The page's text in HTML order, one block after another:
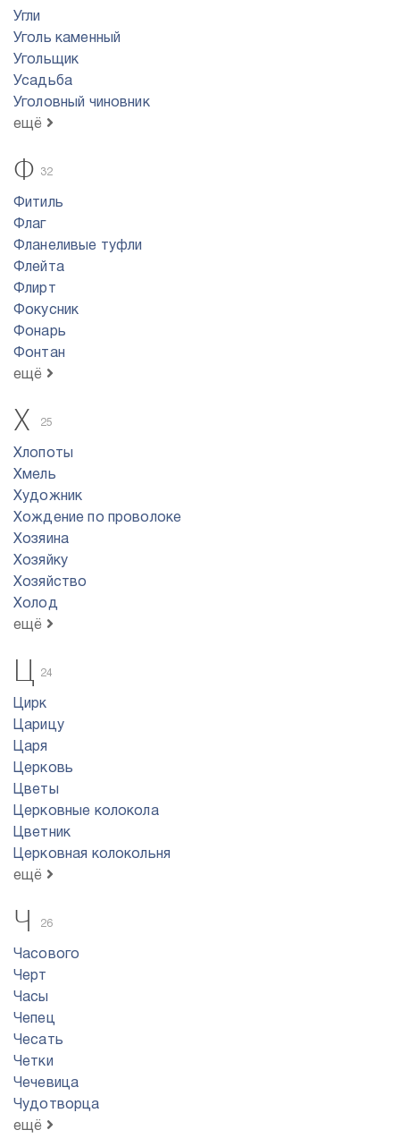
Угли
Уголь каменный
Угольщик
Усадьба
Уголовный чиновник
ещё
Ф 32
Фитиль
Флаг
Фланеливые туфли
Флейта
Флирт
Фокусник
Фонарь
Фонтан
ещё
Х 25
Хлопоты
Хмель
Художник
Хождение по проволоке
Хозяина
Хозяйку
Хозяйство
Холод
ещё
Ц 24
Цирк
Царицу
Царя
Церковь
Цветы
Церковные колокола
Цветник
Церковная колокольня
ещё
Ч 26
Часового
Черт
Часы
Чепец
Чесать
Четки
Чечевица
Чудотворца
ещё